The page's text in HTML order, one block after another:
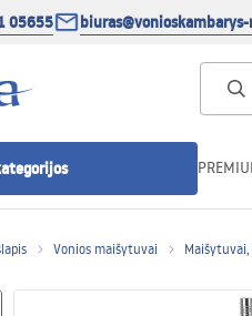
05655
Vonios maišytuvai